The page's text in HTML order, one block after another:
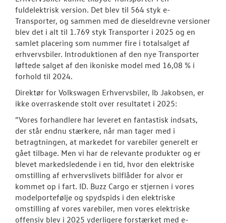
fuldelektrisk version. Det blev til 564 styk e-
Transporter, og sammen med de dieseldrevne versioner
blev det i alt til 1.769 styk Transporter i 2025 og en
samlet placering som nummer fire i totalsalget af
erhvervsbiler. Introduktionen af den nye Transporter
løftede salget af den ikoniske model med 16,08 % i
forhold til 2024.
Direktør for Volkswagen Erhvervsbiler, Ib Jakobsen, er
ikke overraskende stolt over resultatet i 2025:
”Vores forhandlere har leveret en fantastisk indsats,
der står endnu stærkere, når man tager med i
betragtningen, at markedet for varebiler generelt er
gået tilbage. Men vi har de relevante produkter og er
blevet markedsledende i en tid, hvor den elektriske
omstilling af erhvervslivets bilflåder for alvor er
kommet op i fart. ID. Buzz Cargo er stjernen i vores
modelportefølje og spydspids i den elektriske
omstilling af vores varebiler, men vores elektriske
offensiv blev i 2025 yderligere forstærket med e-